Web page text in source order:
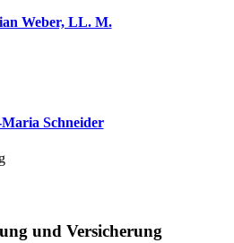
Weber, LL. M.
Schneider
und Ver­sicherung